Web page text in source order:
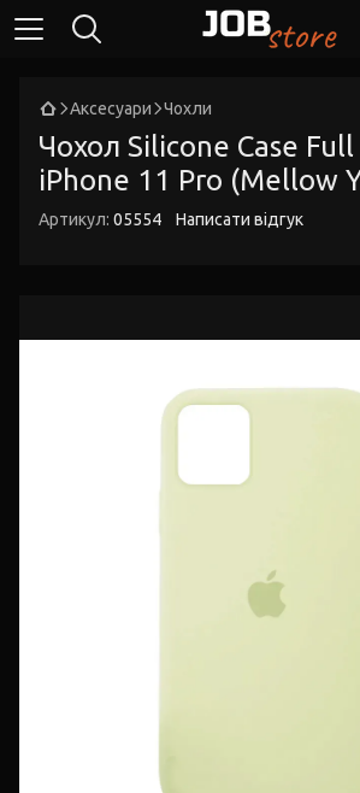
Аксесуари Чохли
Чохол Silicone Case
iPhone 11 Pro (Mellow
Артикул: 05554 Написати відгук